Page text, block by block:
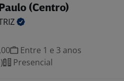
(Centro)
Entre 1 e 3 anos
Presencial